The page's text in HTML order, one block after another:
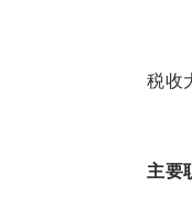
税收
主要